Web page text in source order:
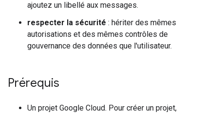
ajoutez un libellé aux messages.
respecter la sécurité : hériter des mêmes
autorisations et des mêmes contrôles de
gouvernance des données que l'utilisateur.
Prérequis
Un projet Google Cloud. Pour créer un projet,